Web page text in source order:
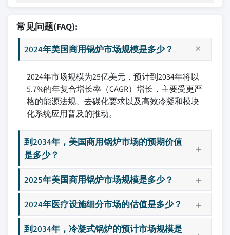
常见问题(FAQ):
2024年美国商用锅炉市场规模是多少？
2024年市场规模为25亿美元，预计到2034年将以
5.7%的年复合增长率（CAGR）增长，主要受更严
格的能源法规、去碳化要求以及高效冷凝和模块
化系统应用普及的推动。
到2034年，美国商用锅炉市场的预期价值
是多少？
2025年美国商用锅炉市场规模是多少？
2024年医疗设施细分市场的估值是多少？
到2034年，冷凝式锅炉的预计市场规模是